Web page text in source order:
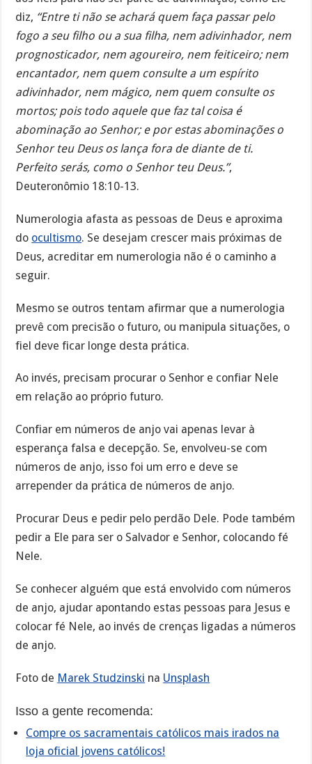
diz, “Entre ti não se achará quem faça passar pelo
fogo a seu filho ou a sua filha, nem adivinhador, nem
prognosticador, nem agoureiro, nem feiticeiro; nem
encantador, nem quem consulte a um espírito
adivinhador, nem mágico, nem quem consulte os
mortos; pois todo aquele que faz tal coisa é
abominação ao Senhor; e por estas abominações o
Senhor teu Deus os lança fora de diante de ti.
Perfeito serás, como o Senhor teu Deus.”,
Deuteronômio 18:10-13.
Numerologia afasta as pessoas de Deus e aproxima
do ocultismo. Se desejam crescer mais próximas de
Deus, acreditar em numerologia não é o caminho a
seguir.
Mesmo se outros tentam afirmar que a numerologia
prevê com precisão o futuro, ou manipula situações, o
fiel deve ficar longe desta prática.
Ao invés, precisam procurar o Senhor e confiar Nele
em relação ao próprio futuro.
Confiar em números de anjo vai apenas levar à
esperança falsa e decepção. Se, envolveu-se com
números de anjo, isso foi um erro e deve se
arrepender da prática de números de anjo.
Procurar Deus e pedir pelo perdão Dele. Pode também
pedir a Ele para ser o Salvador e Senhor, colocando fé
Nele.
Se conhecer alguém que está envolvido com números
de anjo, ajudar apontando estas pessoas para Jesus e
colocar fé Nele, ao invés de crenças ligadas a números
de anjo.
Foto de Marek Studzinski na Unsplash
Isso a gente recomenda:
Compre os sacramentais católicos mais irados na
loja oficial jovens católicos!